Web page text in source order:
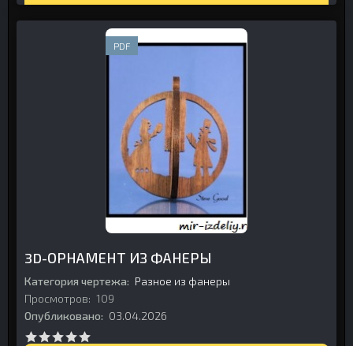
PDF
3D-ОРНАМЕНТ ИЗ ФАНЕРЫ
Категория чертежа: Разное из фанеры
Просмотров: 109
Опубликовано: 03.04.2026